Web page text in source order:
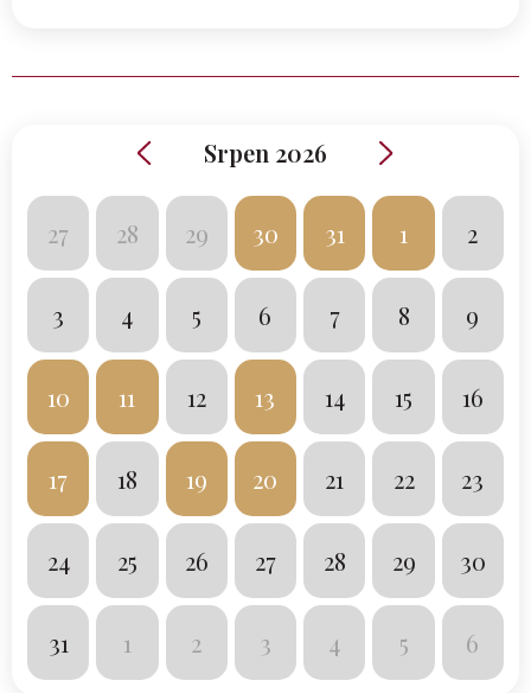
Srpen 2026
27 28 29 30 31 1 2
3 4 5 6 7 8 9
10 11 12 13 14 15 16
17 18 19 20 21 22 23
24 25 26 27 28 29 30
31 1 2 3 4 5 6